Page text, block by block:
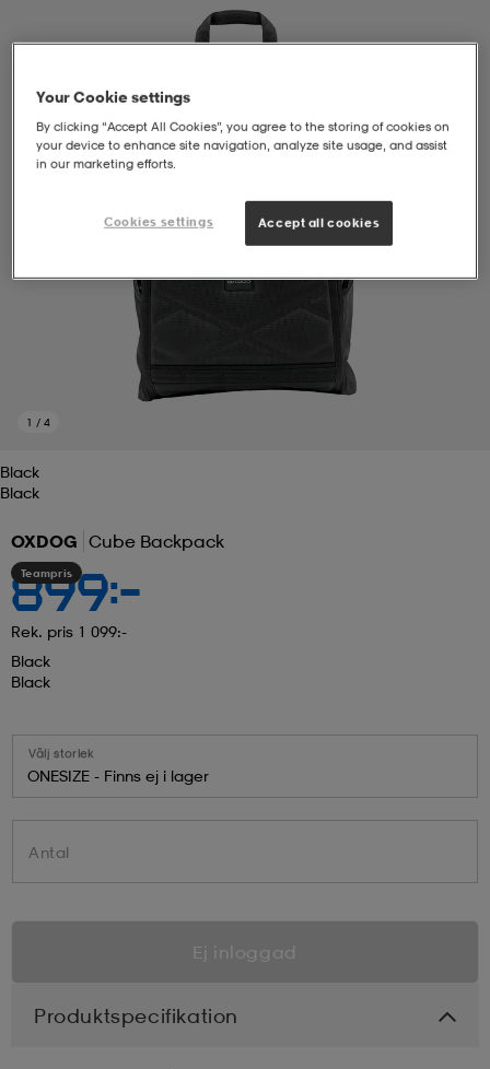
1 / 4
Black
Black
OXDOG Cube Backpack
Teampris
899:-
Rek. pris 1 099:-
Black
Black
Välj storlek
ONESIZE - Finns ej i lager
Antal
Ej inloggad
Produktspecifikation
Your Cookie settings
By clicking “Accept All Cookies”, you agree to the storing of cookies on
your device to enhance site navigation, analyze site usage, and assist
in our marketing efforts.
Cookies settings Accept all cookies